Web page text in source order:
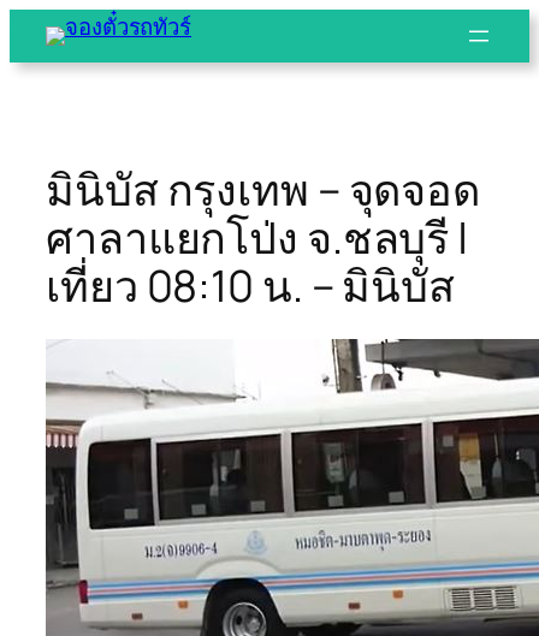
Skip
มินิบัส กรุงเทพ – จุดจอด
ศาลาแยกโป่ง จ.ชลบุรี |
เที่ยว 08:10 น. – มินิบัส